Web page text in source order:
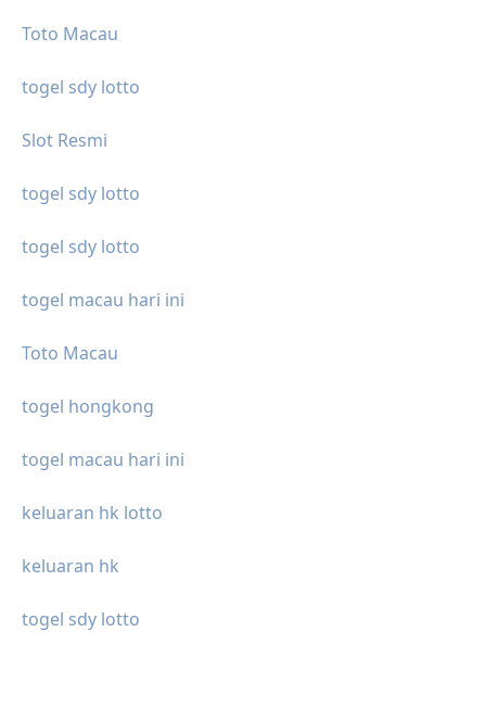
Toto Macau
togel sdy lotto
Slot Resmi
togel sdy lotto
togel sdy lotto
togel macau hari ini
Toto Macau
togel hongkong
togel macau hari ini
keluaran hk lotto
keluaran hk
togel sdy lotto